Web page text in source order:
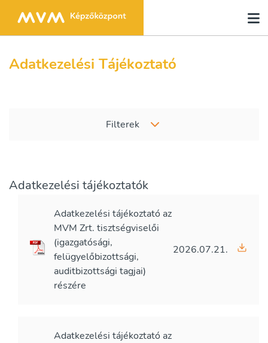
Adatkezelési Tájékoztató
Filterek
Adatkezelési tájékoztatók
Adatkezelési tájékoztató az
MVM Zrt. tisztségviselői
(igazgatósági,
felügyelőbizottsági,
auditbizottsági tagjai)
részére
2026.07.21.
Adatkezelési tájékoztató az